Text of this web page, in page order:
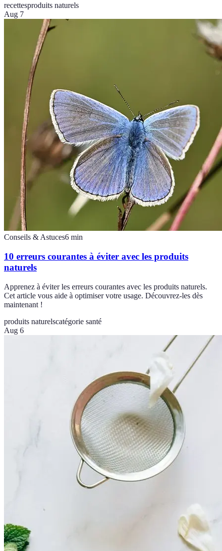
recettesproduits naturels
Aug 7
Conseils & Astuces6 min
10 erreurs courantes à éviter avec les produits
naturels
Apprenez à éviter les erreurs courantes avec les produits naturels.
Cet article vous aide à optimiser votre usage. Découvrez-les dès
maintenant !
produits naturelscatégorie santé
Aug 6